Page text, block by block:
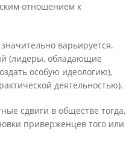
отношением к
варьируется.
(лидеры, обладающие
особую идеологию),
деятельностью).
сдвиги в обществе тогда,
приверженцев того или